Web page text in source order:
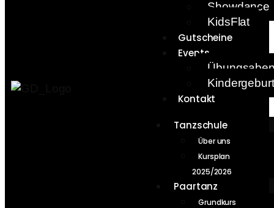
Showdance
KidsFlat
Gutscheine
Events
Kontakt
Tanzschule
Über uns
Kursplan
2025/2026
Paartanz
Grundkurs